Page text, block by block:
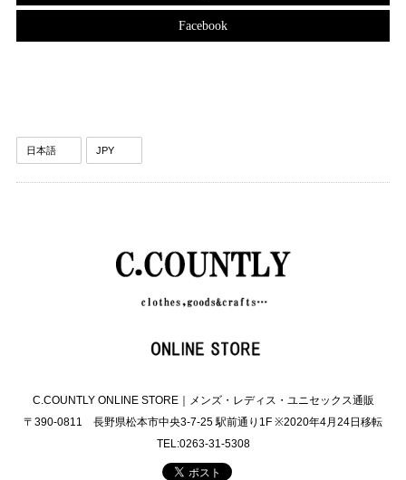
Facebook
C.COUNTLY ONLINE STORE｜メンズ・レディス・ユニセックス通販
〒390-0811 長野県松本市中央3-7-25 駅前通り1F ※2020年4月24日移転
TEL:0263-31-5308